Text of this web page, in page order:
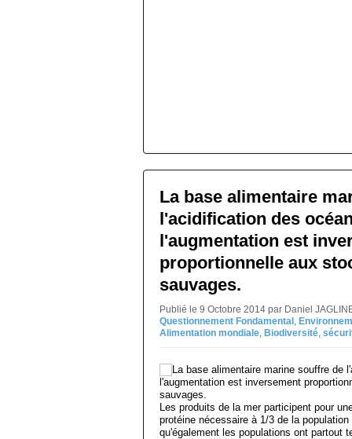
La base alimentaire
l'acidification des
l'augmentation est
proportionnelle aux
sauvages.
Publié le 9 Octobre 2014 par Daniel
Questionnement Fondamental ,
Alimentation mondiale, Biodiversité,
Les produits de la mer participent pour
protéine nécessaire à 1/3 de la
qu'également les populations ont partout